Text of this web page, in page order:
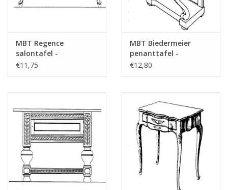
MBT Regence
salontafel -
Bouwtekening Schaal 1
€11,75
MBT Biedermeier
penanttafel -
Bouwtekening Schaal 1
€12,80